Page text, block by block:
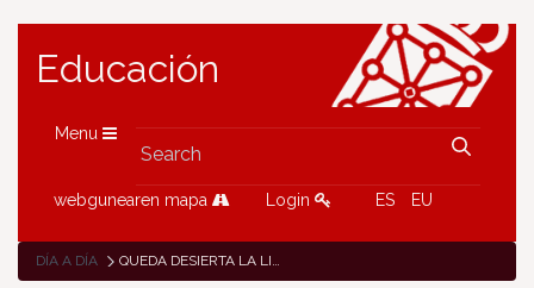
Educación
Menu
webgunearen mapa Login ES EU
DÍA A DÍA QUEDA DESIERTA LA LICITACIÓN PARA LA CONSTRUCCIÓN DEL NUEVO CENTRO DE FORMACIÓN PROFESIONAL DE ORONOZ-MUGAIRI